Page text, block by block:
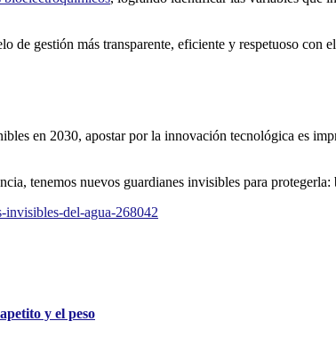
de gestión más transparente, eficiente y respetuoso con
en 2030, apostar por la innovación tecnológica es
tenemos nuevos guardianes invisibles para
invisibles-del-agua-268042
y el peso